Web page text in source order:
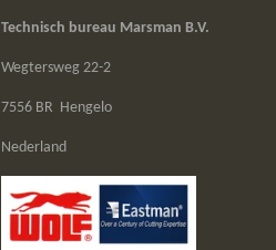
Technisch bureau Marsman B.V.
Wegtersweg 22-2
7556 BR Hengelo
Nederland